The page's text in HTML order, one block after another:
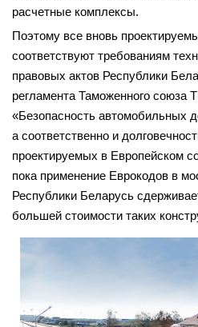
расчетные комплексы.
Поэтому все вновь
соответствуют требованиям
правовых актов Республики
регламента Таможенного союза
«Безопасность автомобильных
а соответственно и
проектируемых в Европейском
пока применение Еврокодов в
Республики Беларусь
большей стоимости таких